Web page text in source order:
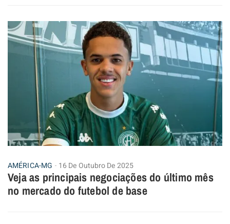
AMÉRICA-MG 16 De Outubro De 2025
Veja as principais negociações do último mês
no mercado do futebol de base